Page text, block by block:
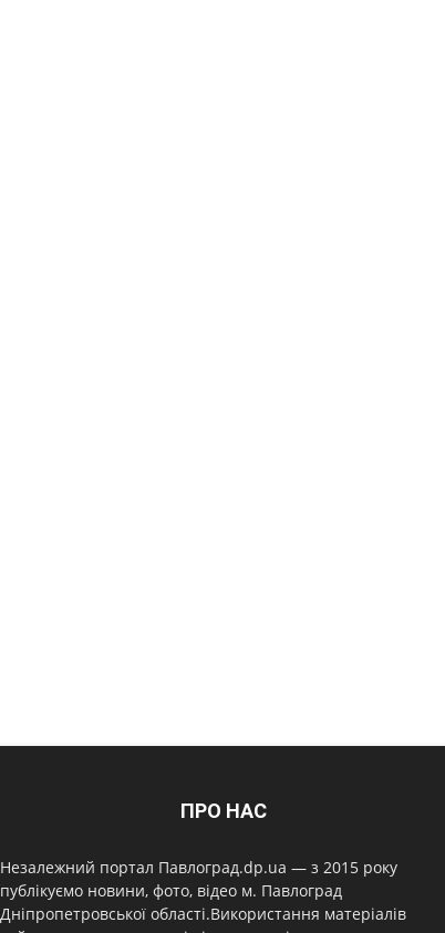
ПРО НАС
Незалежний портал Павлоград.dp.ua — з 2015 року
публікуємо новини, фото, відео м. Павлоград
Дніпропетровської області.Використання матеріалів